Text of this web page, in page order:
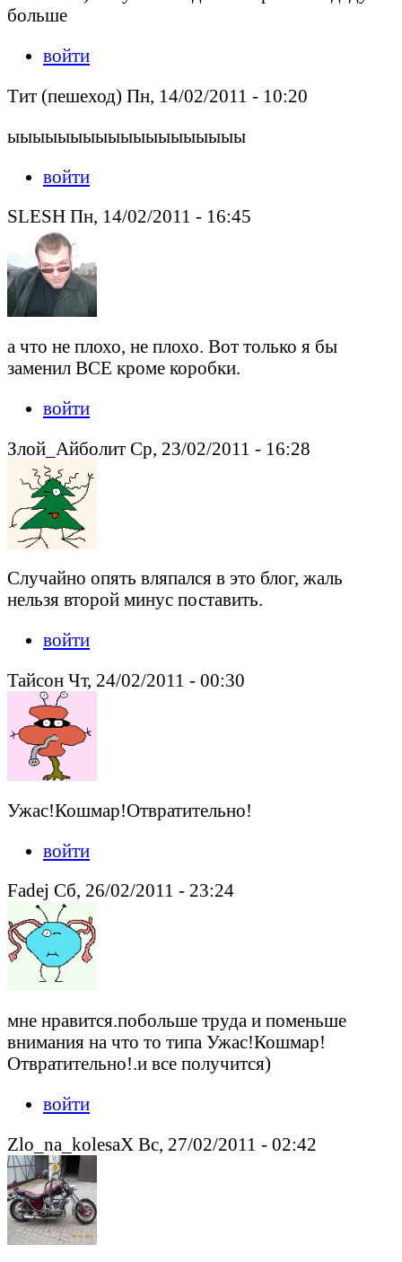
больше
войти
Tит (пешеход) Пн, 14/02/2011 - 10:20
ыыыыыыыыыыыыыыыыыыы
войти
SLESH Пн, 14/02/2011 - 16:45
а что не плохо, не плохо. Вот только я бы
заменил ВСЕ кроме коробки.
войти
Злой_Айболит Ср, 23/02/2011 - 16:28
Случайно опять вляпался в это блог, жаль
нельзя второй минус поставить.
войти
Тайсон Чт, 24/02/2011 - 00:30
Ужас!Кошмар!Отвратительно!
войти
Fadej Сб, 26/02/2011 - 23:24
мне нравится.побольше труда и поменьше
внимания на что то типа Ужас!Кошмар!
Отвратительно!.и все получится)
войти
Zlo_na_kolesaX Вс, 27/02/2011 - 02:42